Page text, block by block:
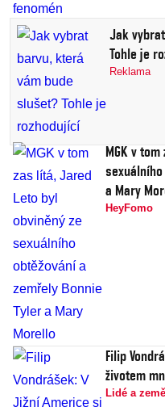
Jak
Tohle je
Reklama
MGK v
a Mary
HeyFomo
Filip
životem
Lidé a země